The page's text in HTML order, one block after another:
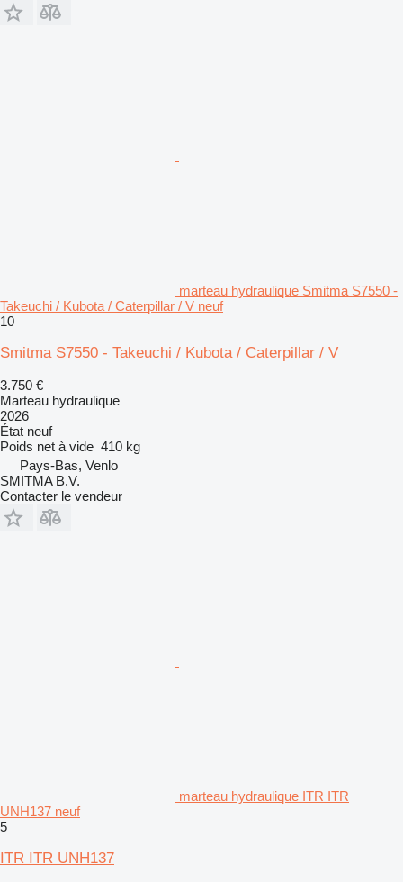
marteau hydraulique Smitma S7550 -
Takeuchi / Kubota / Caterpillar / V neuf
10
Smitma S7550 - Takeuchi / Kubota / Caterpillar / V
3.750 €
Marteau hydraulique
2026
État neuf
Poids net à vide 410 kg
Pays-Bas, Venlo
SMITMA B.V.
Contacter le vendeur
marteau hydraulique ITR ITR
UNH137 neuf
5
ITR ITR UNH137